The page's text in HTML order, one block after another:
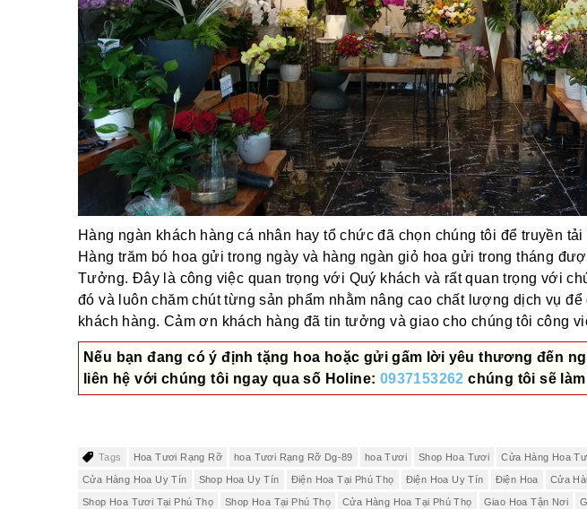
Hàng ngàn khách hàng cá nhân hay tổ chức đã chọn chúng tôi để truyền
Hàng trăm bó hoa gửi trong ngày và hàng ngàn giỏ hoa gửi trong tháng
Tưởng. Đây là công việc quan trọng với Quý khách và rất quan trọng với
đó và luôn chăm chút từng sản phẩm nhằm nâng cao chất lượng dịch vụ
khách hàng. Cảm ơn khách hàng đã tin tưởng và giao cho chúng tôi công
Nếu bạn đang có ý định tặng hoa hoặc gửi gấm lời yêu thương đến
liên hệ với chúng tôi ngay qua số Holine: 0937153262 chúng tôi sẽ
Tags Hoa Tươi Rạng Rỡ hoa Tươi Rạng Rỡ Dg-89 hoa Tươi Shop Hoa Tươi Cửa Hàng Hoa
Cửa Hàng Hoa Uy Tín Shop Hoa Uy Tín Điện Hoa Tại Phú Thọ Điện Hoa Uy Tín Điện Hoa Cửa
Shop Hoa Tươi Tại Phú Thọ Shop Hoa Tại Phú Thọ Cửa Hàng Hoa Tại Phú Thọ Giao Hoa Tận Nơi